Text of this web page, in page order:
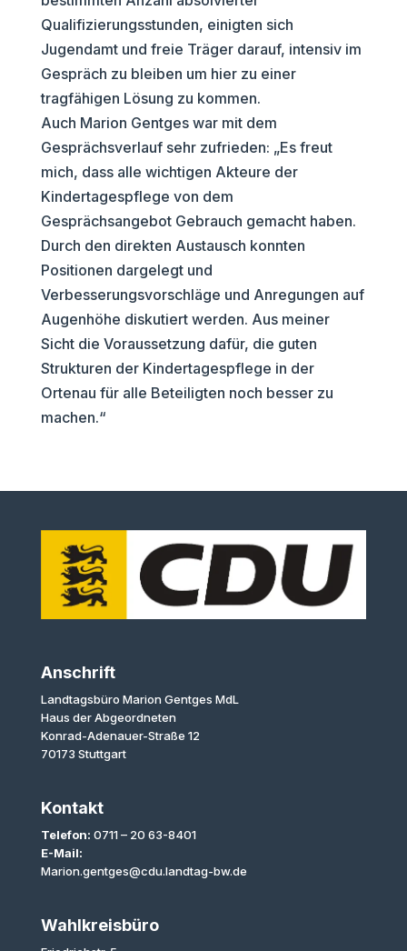
Qualifizierungsstunden, einigten sich
Jugendamt und freie Träger darauf, intensiv im
Gespräch zu bleiben um hier zu einer
tragfähigen Lösung zu kommen.
Auch Marion Gentges war mit dem
Gesprächsverlauf sehr zufrieden: „Es freut
mich, dass alle wichtigen Akteure der
Kindertagespflege von dem
Gesprächsangebot Gebrauch gemacht haben.
Durch den direkten Austausch konnten
Positionen dargelegt und
Verbesserungsvorschläge und Anregungen auf
Augenhöhe diskutiert werden. Aus meiner
Sicht die Voraussetzung dafür, die guten
Strukturen der Kindertagespflege in der
Ortenau für alle Beteiligten noch besser zu
machen.“
Anschrift
Landtagsbüro Marion Gentges MdL
Haus der Abgeordneten
Konrad-Adenauer-Straße 12
70173 Stuttgart
Kontakt
Telefon: 0711 – 20 63-8401
E-Mail:
Marion.gentges@cdu.landtag-bw.de
Wahlkreisbüro